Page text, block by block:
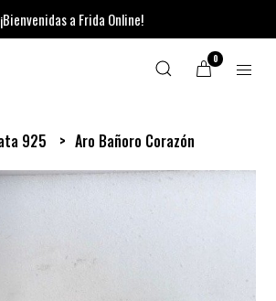
¡Bienvenidas a Frida Online!
0
925 Aro Bañoro Corazón